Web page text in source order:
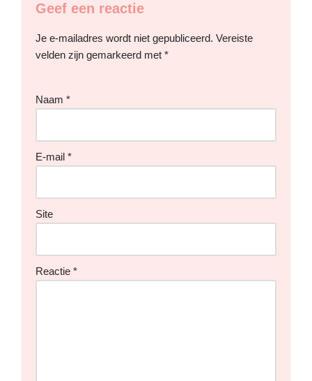
Geef een reactie
Je e-mailadres wordt niet gepubliceerd. Vereiste
velden zijn gemarkeerd met*
Naam*
E-mail*
Site
Reactie*